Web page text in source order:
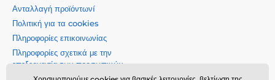
Ανταλλαγή προϊόντωνí
Πολιτική για τα cookies
Πληροφορίες επικοινωνίας
Πληροφορίες σχετικά με την
επεξεργασία των προσωπικών
δεδομένων